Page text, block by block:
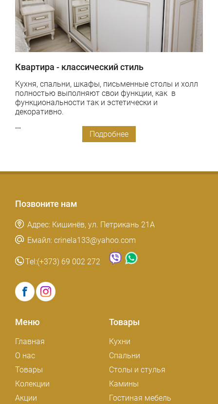
Квартира - классический стиль
Кухня, спальни, шкафы, письменные столы и холл
полностью выполняют свои функции, как в
функциональности так и эстетически и
декоративно.
...
Подробнее
Позвоните нам
Адрес: Кишинёв, ул. Петрикань 21A
Емайл: crinela133@yahoo.com
Tel:(+373) 69 002 272
Меню
Главная
О нас
Товары
Колекции
Акции
Товары
Кухни
Спальни
Столы и стулья
Камины
Гостиная мебель